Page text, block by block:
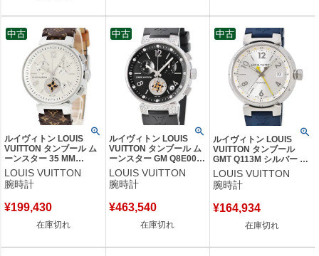
ルイヴィトン LOUIS
VUITTON タンブール ム
ーンスター 35 MM
Q8G00Z デイト クロノグ
ラフ モノグラムフラワー
レディース 腕時計クオー
LOUIS VUITTON
腕時計
¥199,430
在庫切れ
中古
ルイヴィトン LOUIS
VUITTON タンブール ム
ーンスター GM Q8E00Z
純正ダイヤ ブラック ク
ロノグラフ デイト メン
ズ 腕時計クオーツ ブラ
LOUIS VUITTON
腕時計
¥463,540
在庫切れ
中古
ルイヴィトン LOUIS
VUITTON タンブール
GMT Q113M シルバー デ
イト アラビア バー デュ
アルタイム メンズ 腕時計
自動巻き シルバー 【中
LOUIS VUITTON
腕時計
¥164,934
在庫切れ
中古